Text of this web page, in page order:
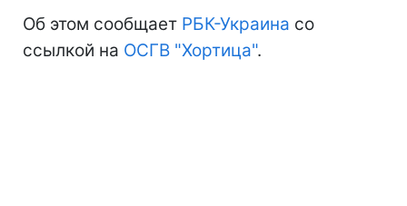
Об этом сообщает РБК-Украина со
ссылкой на ОСГВ "Хортица".